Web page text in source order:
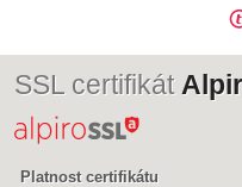
SSL certifikát
Platnost certifikátu